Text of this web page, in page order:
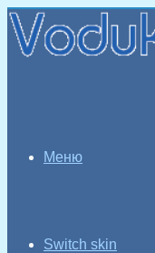
Меню
Switch skin